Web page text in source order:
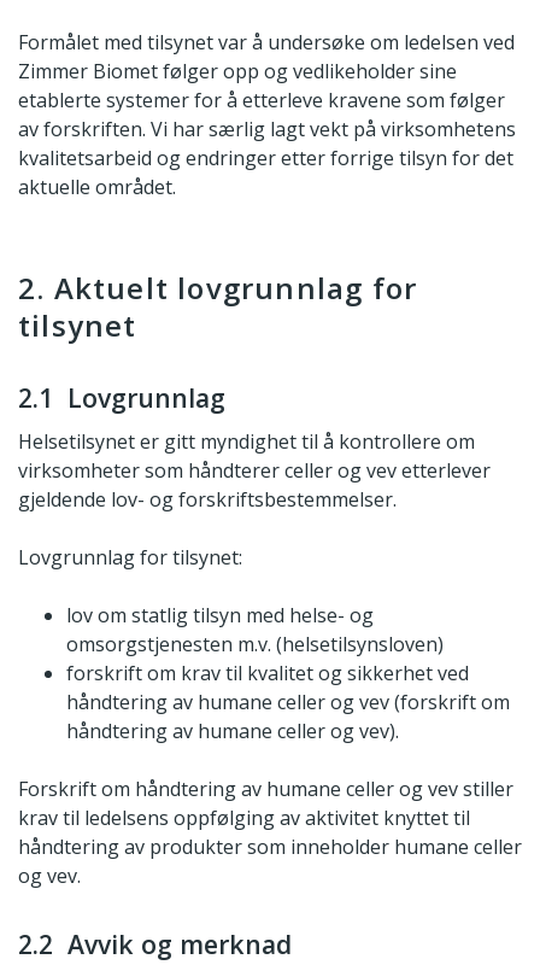
Formålet med tilsynet var å undersøke om ledelsen ved
Zimmer Biomet følger opp og vedlikeholder sine
etablerte systemer for å etterleve kravene som følger
av forskriften. Vi har særlig lagt vekt på virksomhetens
kvalitetsarbeid og endringer etter forrige tilsyn for det
aktuelle området.
2. Aktuelt lovgrunnlag for
tilsynet
2.1 Lovgrunnlag
Helsetilsynet er gitt myndighet til å kontrollere om
virksomheter som håndterer celler og vev etterlever
gjeldende lov- og forskriftsbestemmelser.
Lovgrunnlag for tilsynet:
lov om statlig tilsyn med helse- og
omsorgstjenesten m.v. (helsetilsynsloven)
forskrift om krav til kvalitet og sikkerhet ved
håndtering av humane celler og vev (forskrift om
håndtering av humane celler og vev).
Forskrift om håndtering av humane celler og vev stiller
krav til ledelsens oppfølging av aktivitet knyttet til
håndtering av produkter som inneholder humane celler
og vev.
2.2 Avvik og merknad